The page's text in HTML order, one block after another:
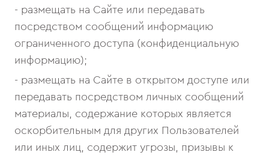
- размещать на Сайте или передавать
посредством сообщений информацию
ограниченного доступа (конфиденциальную
информацию);
- размещать на Сайте в открытом доступе или
передавать посредством личных сообщений
материалы, содержание которых является
оскорбительным для других Пользователей
или иных лиц, содержит угрозы, призывы к